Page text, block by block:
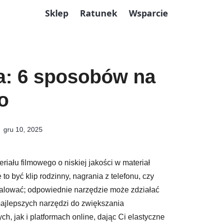
Sklep Ratunek Wsparcie
6 sposobów na
gru 10, 2025
filmowego o niskiej jakości w materiał
to być klip rodzinny, nagrania z telefonu, czy
odpowiednie narzędzie może zdziałać
narzędzi do zwiększania
jak i platformach online, dając Ci elastyczne